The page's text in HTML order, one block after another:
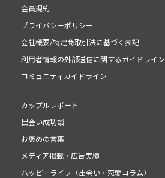
会員規約
プライバシーポリシー
会社概要/特定商取引法に基づく表記
利用者情報の外部送信に関するガイドライン
コミュニティガイドライン
カップルレポート
出会い成功談
お褒めの言葉
メディア掲載・広告実績
ハッピーライフ（出会い・恋愛コラム）